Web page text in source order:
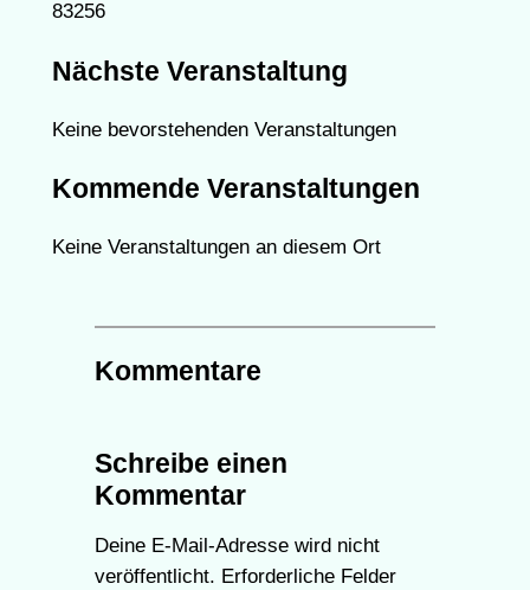
83256
Nächste Veranstaltung
Keine bevorstehenden Veranstaltungen
Kommende Veranstaltungen
Keine Veranstaltungen an diesem Ort
Kommentare
Schreibe einen
Kommentar
Deine E-Mail-Adresse wird nicht
veröffentlicht. Erforderliche Felder